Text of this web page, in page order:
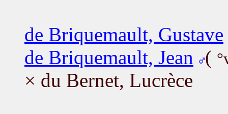
de Briquemault, Gustave
de Briquemault, Jean
(
× du Bernet, Lucrèce